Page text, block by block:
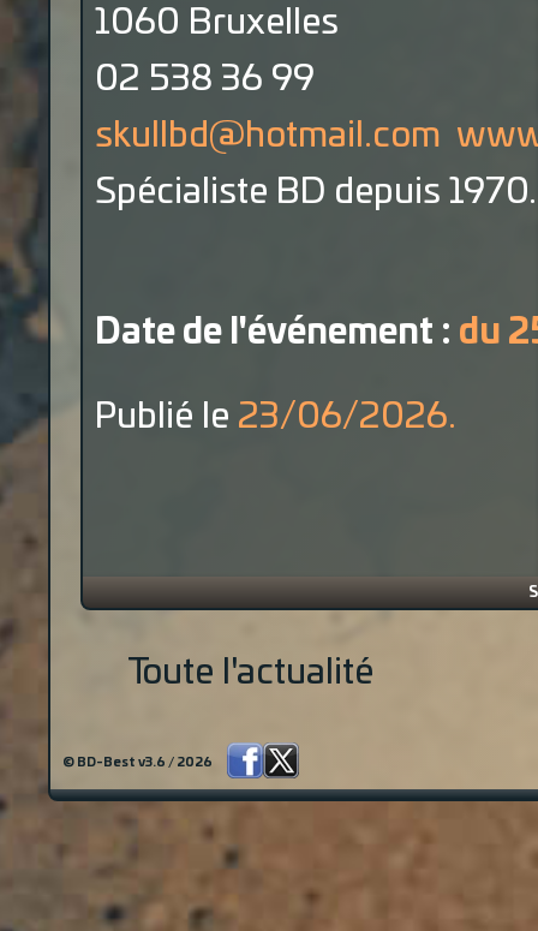
1060 Bruxelles
02 538 36 99
skullbd@hotmail.com
Spécialiste BD depuis 1970.
Date de l'événement : du
Publié le 23/06/2026.
Toute l'actualité
© BD-Best v3.6 / 2026